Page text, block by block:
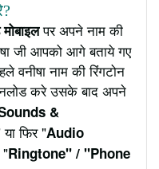
पर अपने नाम की
जी आपको आगे बताये गए
वनीषा नाम की रिंगटोन
करे उसके बाद अपने
&
फिर "Audio
Ringtone" / "Phone